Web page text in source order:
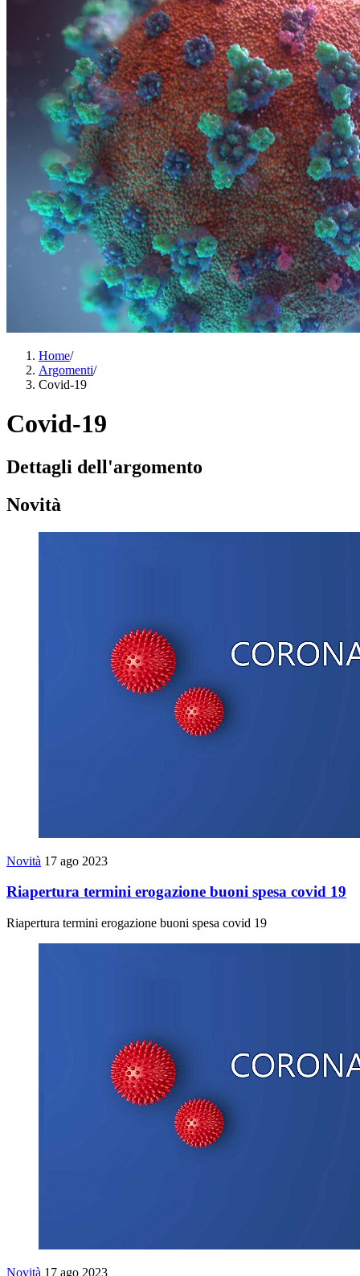
Home/
Argomenti/
Covid-19
Covid-19
Dettagli dell'argomento
Novità
Novità 17 ago 2023
Riapertura termini erogazione buoni spesa covid 19
Riapertura termini erogazione buoni spesa covid 19
Novità 17 ago 2023